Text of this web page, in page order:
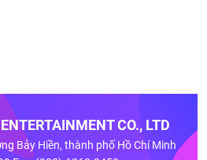
CO., LTD
Bảy Hiền, thành phố Hồ Chí Minh